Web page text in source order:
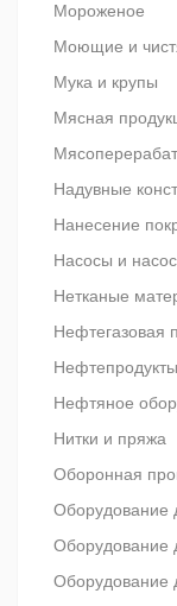
Мороженое
Моющие и
Мука и крупы
Мясная
Надувные
Нанесение
Насосы и
Нетканые
Нефтегазовая
Нефтепродукты
Нефтяное
Нитки и пряжа
Оборонная
Оборудование
Оборудование
Оборудование